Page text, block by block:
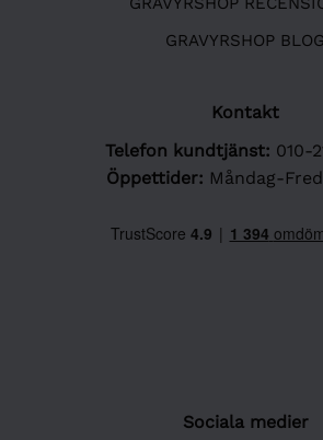
GRAVYRSHOP BLOG
Kontakt
Telefon kundtjänst: 010-
Öppettider: Måndag-
Sociala medier